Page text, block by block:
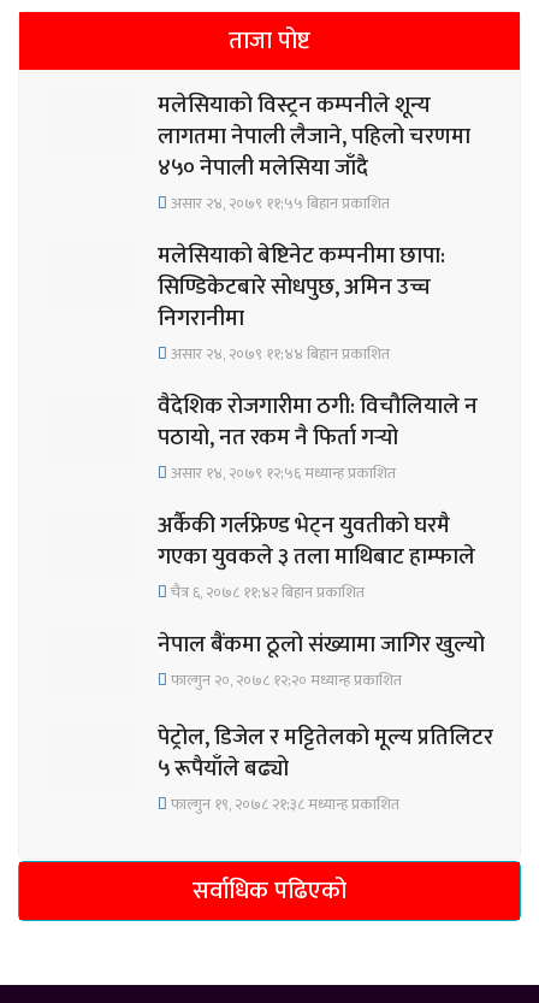
ताजा पोष्ट
मलेसियाको विस्ट्रन कम्पनीले शून्य
लागतमा नेपाली लैजाने, पहिलो चरणमा
४५० नेपाली मलेसिया जाँदै
असार २४, २०७९ ११;५५ बिहान प्रकाशित
मलेसियाको बेष्टिनेट कम्पनीमा छापा:
सिण्डिकेटबारे सोधपुछ, अमिन उच्च
निगरानीमा
असार २४, २०७९ ११;४४ बिहान प्रकाशित
वैदेशिक रोजगारीमा ठगी: विचौलियाले न
पठायो, नत रकम नै फिर्ता गर्‍यो
असार १४, २०७९ १२;५६ मध्यान्ह प्रकाशित
अर्कैकी गर्लफ्रेण्ड भेट्न युवतीको घरमै
गएका युवकले ३ तला माथिबाट हाम्फाले
चैत्र ६, २०७८ ११;४२ बिहान प्रकाशित
नेपाल बैंकमा ठूलो संख्यामा जागिर खुल्यो
फाल्गुन २०, २०७८ १२;२० मध्यान्ह प्रकाशित
पेट्रोल, डिजेल र मट्टितेलको मूल्य प्रतिलिटर
५ रूपैयाँले बढ्यो
फाल्गुन १९, २०७८ २१;३८ मध्यान्ह प्रकाशित
सर्वाधिक पढिएको